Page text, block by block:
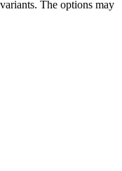
The options may